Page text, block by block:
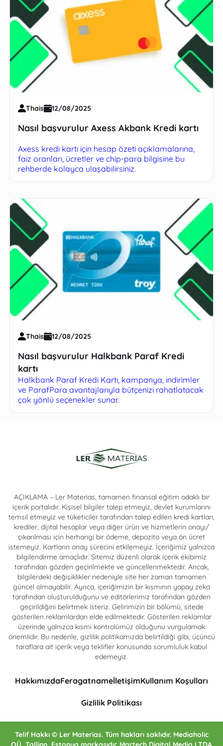
Thais 12/08/2025
Nasıl başvurulur Axess Akbank Kredi kartı
Axess kredi kartı için hesap özeti açıklamalarına,
faiz oranları, ücretler ve chip-para bilgisine bu
rehberde kolayca ulaşabilirsiniz.
Thais 12/08/2025
Nasıl başvurulur Halkbank Paraf Kredi
kartı
Halkbank Paraf Kredi Kartı, kampanya, indirimler
ve ParafPara avantajlarıyla bütçenizi rahatlatacak
çok yönlü seçenekler sunar.
AÇIKLAMA – Ler Materias, tamamen finansal eğitim odaklı bir
içerik portalıdır. Kişisel bilgiler talep etmeyiz, devlet kurumlarını
temsil etmeyiz ve tüketiciler tarafından talep edilen kredi kartları,
krediler, dijital hesaplar veya diğer ürün ve hizmetlerin onayı/
çıkarılması için herhangi bir ödeme, depozito veya ön ücret
istemeyiz. Kartların onay sürecini etkilemeyiz. İçeriğimiz yalnızca
bilgilendirme amaçlıdır. Sitemiz düzenli olarak içerik ekibimiz
tarafından gözden geçirilmekte ve güncellenmektedir. Ancak,
bilgilerdeki değişiklikler nedeniyle site her zaman tamamen
güncel olmayabilir. Ayrıca, içeriğimizin bir kısmının yapay zeka
tarafından oluşturulduğunu ve editörlerimiz tarafından gözden
geçirildiğini belirtmek isteriz. Gelirimizin bir bölümü, sitede
gösterilen reklamlardan elde edilmektedir. Gösterilen reklamlar
üzerinde yalnızca kısmi kontrolümüz olduğunu vurgulamak
önemlidir. Bu nedenle, gizlilik politikamızda belirtildiği gibi, üçüncü
taraflara ait içerik veya teklifler konusunda sorumluluk kabul
edemeyiz.
HakkımızdaFeragatnameİletişimKullanım Koşulları
Gizlilik Politikası
Telif Hakkı © Ler Materias. Tüm hakları saklıdır. Mediaholic